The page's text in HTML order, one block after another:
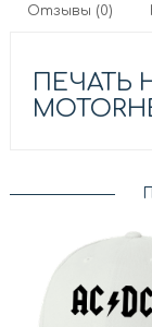
Отзывы (0)
ПЕЧАТЬ